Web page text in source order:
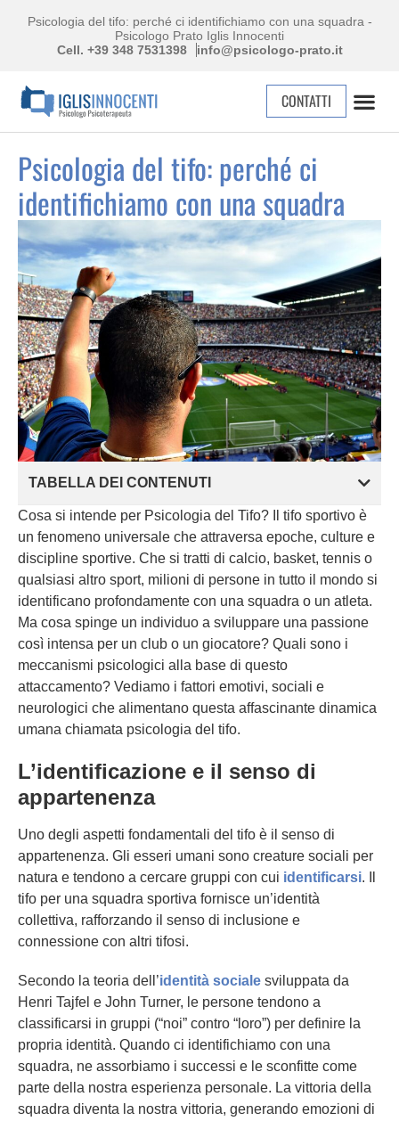
Psicologia del tifo: perché ci identifichiamo con una squadra -
Psicologo Prato Iglis Innocenti
Cell. +39 348 7531398
info@psicologo-prato.it
CONTATTI
Psicologia del tifo: perché ci
identifichiamo con una squadra
TABELLA DEI CONTENUTI
Cosa si intende per Psicologia del Tifo? Il tifo sportivo è
un fenomeno universale che attraversa epoche, culture e
discipline sportive. Che si tratti di calcio, basket, tennis o
qualsiasi altro sport, milioni di persone in tutto il mondo si
identificano profondamente con una squadra o un atleta.
Ma cosa spinge un individuo a sviluppare una passione
così intensa per un club o un giocatore? Quali sono i
meccanismi psicologici alla base di questo
attaccamento? Vediamo i fattori emotivi, sociali e
neurologici che alimentano questa affascinante dinamica
umana chiamata psicologia del tifo.
L’identificazione e il senso di
appartenenza
Uno degli aspetti fondamentali del tifo è il senso di
appartenenza. Gli esseri umani sono creature sociali per
natura e tendono a cercare gruppi con cui identificarsi. Il
tifo per una squadra sportiva fornisce un’identità
collettiva, rafforzando il senso di inclusione e
connessione con altri tifosi.
Secondo la teoria dell’identità sociale sviluppata da
Henri Tajfel e John Turner, le persone tendono a
classificarsi in gruppi (“noi” contro “loro”) per definire la
propria identità. Quando ci identifichiamo con una
squadra, ne assorbiamo i successi e le sconfitte come
parte della nostra esperienza personale. La vittoria della
squadra diventa la nostra vittoria, generando emozioni di